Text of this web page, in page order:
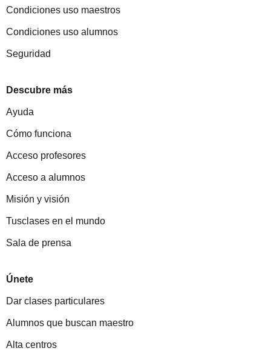
Condiciones uso maestros
Condiciones uso alumnos
Seguridad
Descubre más
Ayuda
Cómo funciona
Acceso profesores
Acceso a alumnos
Misión y visión
Tusclases en el mundo
Sala de prensa
Únete
Dar clases particulares
Alumnos que buscan maestro
Alta centros